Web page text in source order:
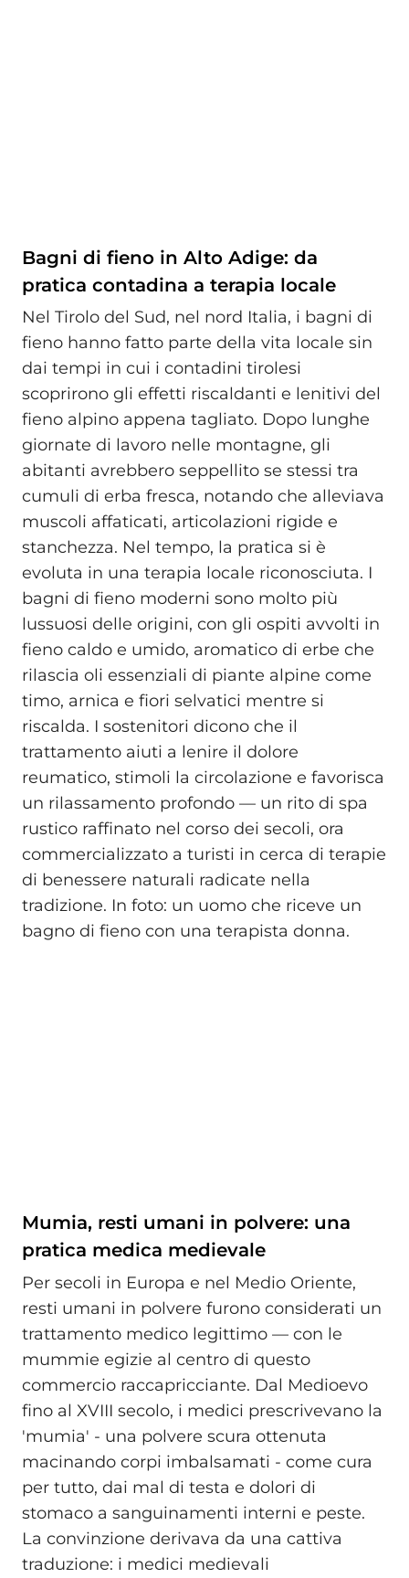
Bagni di fieno in Alto Adige: da
pratica contadina a terapia locale
Nel Tirolo del Sud, nel nord Italia, i bagni di
fieno hanno fatto parte della vita locale sin
dai tempi in cui i contadini tirolesi
scoprirono gli effetti riscaldanti e lenitivi del
fieno alpino appena tagliato. Dopo lunghe
giornate di lavoro nelle montagne, gli
abitanti avrebbero seppellito se stessi tra
cumuli di erba fresca, notando che alleviava
muscoli affaticati, articolazioni rigide e
stanchezza. Nel tempo, la pratica si è
evoluta in una terapia locale riconosciuta. I
bagni di fieno moderni sono molto più
lussuosi delle origini, con gli ospiti avvolti in
fieno caldo e umido, aromatico di erbe che
rilascia oli essenziali di piante alpine come
timo, arnica e fiori selvatici mentre si
riscalda. I sostenitori dicono che il
trattamento aiuti a lenire il dolore
reumatico, stimoli la circolazione e favorisca
un rilassamento profondo — un rito di spa
rustico raffinato nel corso dei secoli, ora
commercializzato a turisti in cerca di terapie
di benessere naturali radicate nella
tradizione. In foto: un uomo che riceve un
bagno di fieno con una terapista donna.
Mumia, resti umani in polvere: una
pratica medica medievale
Per secoli in Europa e nel Medio Oriente,
resti umani in polvere furono considerati un
trattamento medico legittimo — con le
mummie egizie al centro di questo
commercio raccapricciante. Dal Medioevo
fino al XVIII secolo, i medici prescrivevano la
'mumia' - una polvere scura ottenuta
macinando corpi imbalsamati - come cura
per tutto, dai mal di testa e dolori di
stomaco a sanguinamenti interni e peste.
La convinzione derivava da una cattiva
traduzione: i medici medievali